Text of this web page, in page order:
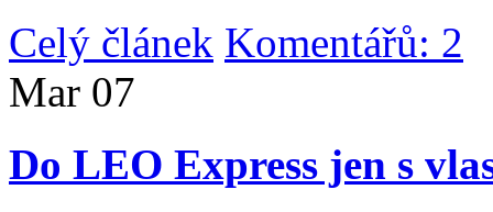
Celý článek Komentářů: 2
Mar 07
Do LEO Express jen s